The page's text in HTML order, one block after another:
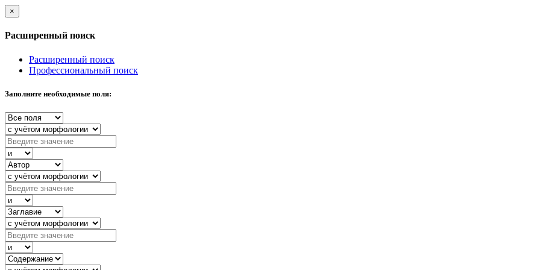
×
Расширенный поиск
Расширенный поиск
Профессиональный поиск
Заполните необходимые поля: